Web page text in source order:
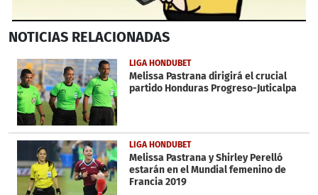
seconds
2
minutes,
43
seconds
NOTICIAS RELACIONADAS
LIGA HONDUBET
Melissa Pastrana dirigirá el crucial
partido Honduras Progreso-Juticalpa
LIGA HONDUBET
Melissa Pastrana y Shirley Perelló
estarán en el Mundial femenino de
Francia 2019